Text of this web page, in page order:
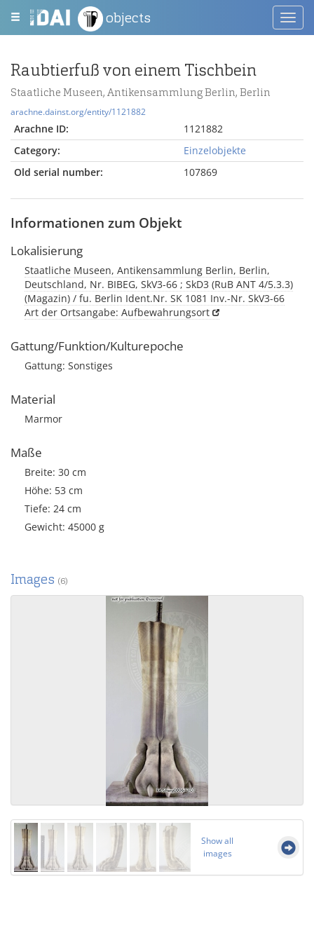
objects
Raubtierfuß von einem Tischbein
Staatliche Museen, Antikensammlung Berlin, Berlin
arachne.dainst.org/entity/1121882
Arachne ID:
1121882
Category:
Einzelobjekte
Old serial number:
107869
Informationen zum Objekt
Lokalisierung
Staatliche Museen, Antikensammlung Berlin, Berlin,
Deutschland, Nr. BIBEG, SkV3-66 ; SkD3 (RuB ANT 4/5.3.3)
(Magazin) / fu. Berlin Ident.Nr. SK 1081 Inv.-Nr. SkV3-66
Art der Ortsangabe: Aufbewahrungsort
Gattung/Funktion/Kulturepoche
Gattung: Sonstiges
Material
Marmor
Maße
Breite: 30 cm
Höhe: 53 cm
Tiefe: 24 cm
Gewicht: 45000 g
Images (6)
Show all
images